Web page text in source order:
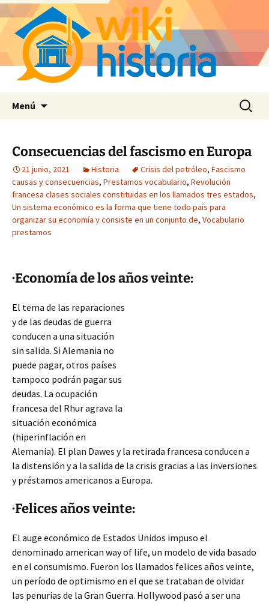
Menú Buscar:
Consecuencias del fascismo en Europa
21 junio, 2021 Historia Crisis del petróleo, Fascismo
causas y consecuencias, Prestamos vocabulario, Revolución
francesa clases sociales constituidas en los llamados tres estados,
Un sistema económico es la forma que tiene todo país para
organizar su economía y consiste en un conjunto de, Vocabulario
prestamos
·Economía de los años veinte:
El tema de las reparaciones
y de las deudas de guerra
conducen a una situación
sin salida. Si Alemania no
puede pagar, otros países
tampoco podrán pagar sus
deudas. La ocupación
francesa del Rhur agrava la
situación económica
(hiperinflación en
Alemania). El plan Dawes y la retirada francesa conducen a
la distensión y a la salida de la crisis gracias a las inversiones
y préstamos americanos a Europa.
·Felices años veinte:
El auge económico de Estados Unidos impuso el
denominado american way of life, un modelo de vida basado
en el consumismo. Fueron los llamados felices años veinte,
un período de optimismo en el que se trataban de olvidar
las penurias de la Gran Guerra. Hollywood pasó a ser una